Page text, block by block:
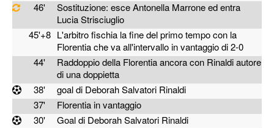
46'
Sostituzione: esce Antonella Marrone ed entra
Lucia Strisciuglio
45'+8 L'arbitro fischia la fine del primo tempo con la
Florentia che va all'intervallo in vantaggio di 2-0
44'
Raddoppio della Florentia ancora con Rinaldi autore
di una doppietta
38'
goal di Deborah Salvatori Rinaldi
37'
Florentia in vantaggio
30'
Goal di Deborah Salvatori Rinaldi